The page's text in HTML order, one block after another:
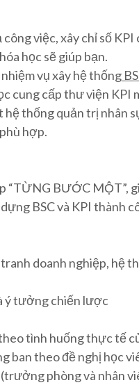
việc, xây chỉ số
học sẽ giúp bạn.
vụ xây hệ thống
cung cấp thư viện KPI
hệ thống quản trị nhân
hợp.
“TỪNG BƯỚC MỘT”,
BSC và KPI thành
doanh nghiệp, hệ
ý tưởng chiến lược
tình huống thực tế
ban theo đề nghị học
phòng và nhân